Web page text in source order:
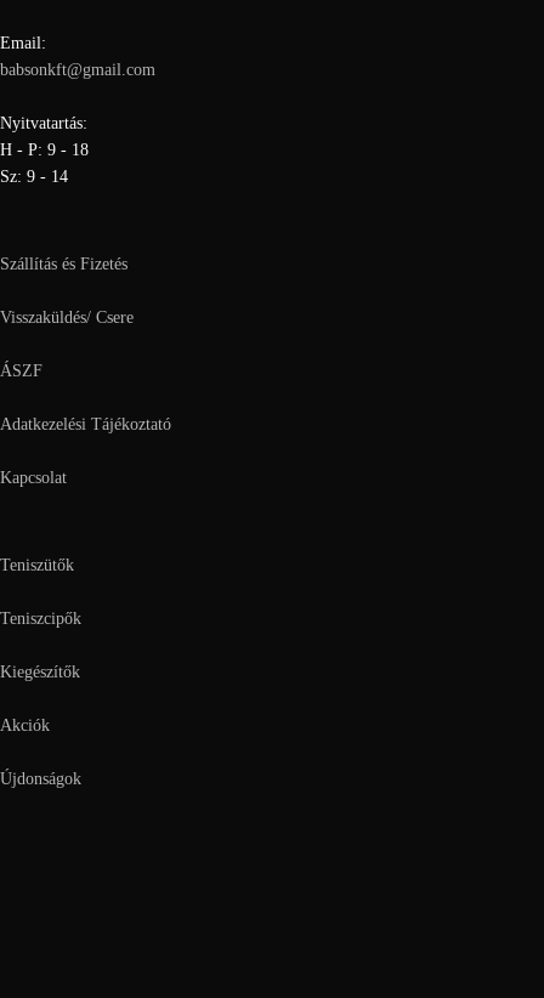
Email:
babsonkft@gmail.com
Nyitvatartás:
H - P: 9 - 18
Sz: 9 - 14
Szállítás és Fizetés
Visszaküldés/ Csere
ÁSZF
Adatkezelési Tájékoztató
Kapcsolat
Teniszütők
Teniszcipők
Kiegészítők
Akciók
Újdonságok